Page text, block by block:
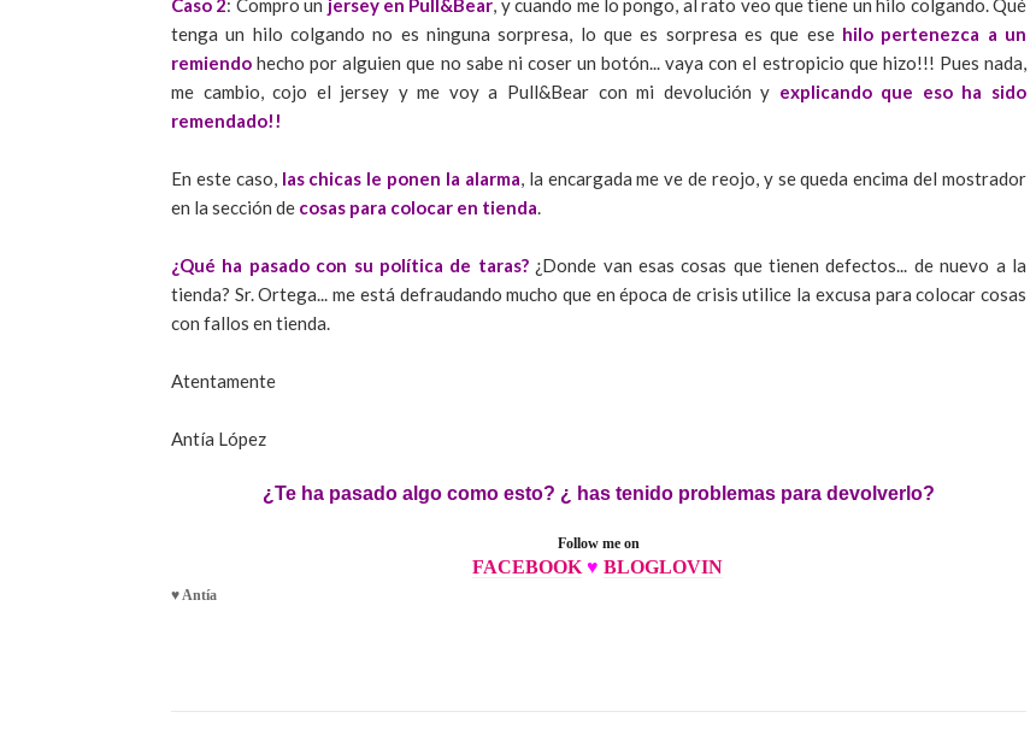
Caso 2: Compro un jersey en Pull&Bear, y cuando me lo pongo, al rato veo que tiene un hilo colgando. Qué
tenga un hilo colgando no es ninguna sorpresa, lo que es sorpresa es que ese hilo pertenezca a un
remiendo hecho por alguien que no sabe ni coser un botón... vaya con el estropicio que hizo!!! Pues nada,
me cambio, cojo el jersey y me voy a Pull&Bear con mi devolución y explicando que eso ha sido
remendado!!
En este caso, las chicas le ponen la alarma, la encargada me ve de reojo, y se queda encima del mostrador
en la sección de cosas para colocar en tienda.
¿Qué ha pasado con su política de taras?¿Donde van esas cosas que tienen defectos... de nuevo a la
tienda? Sr. Ortega... me está defraudando mucho que en época de crisis utilice la excusa para colocar cosas
con fallos en tienda.
Atentamente
Antía López
¿Te ha pasado algo como esto? ¿ has tenido problemas para devolverlo?
Follow me on
FACEBOOK♥ BLOGLOVIN
♥ Antía